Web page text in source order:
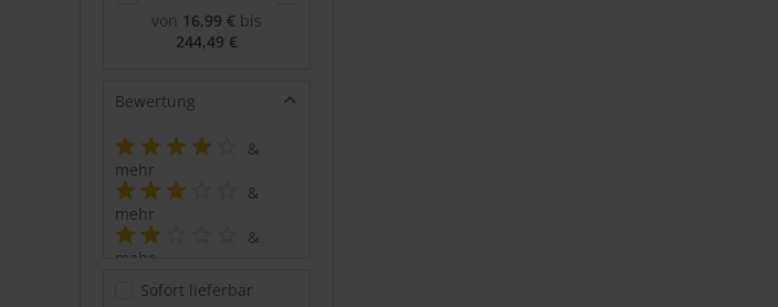
von 16,99 € bis
244,49 €
Bewertung
&
mehr
&
mehr
&
mehr
mehr
Sofort lieferbar